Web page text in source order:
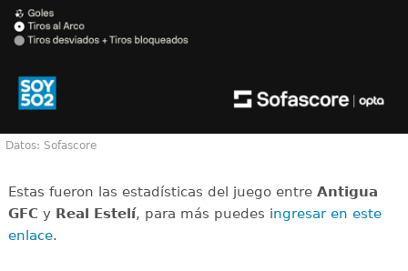
Datos: Sofascore
Estas fueron las estadísticas del juego entre Antigua
GFC y Real Estelí, para más puedes ingresar en este
enlace.